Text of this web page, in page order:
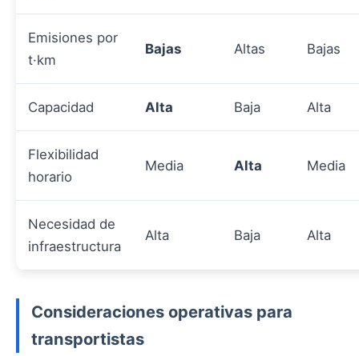
Emisiones por
t·km
Bajas Altas Bajas
Capacidad Alta Baja Alta
Flexibilidad
horario
Media Alta Media
Necesidad de
infraestructura
Alta Baja Alta
Consideraciones operativas para
transportistas